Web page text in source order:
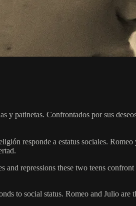
patinetas. Confrontados por sus
responde a estatus sociales.
repressions these two teens
to social status. Romeo and Julio